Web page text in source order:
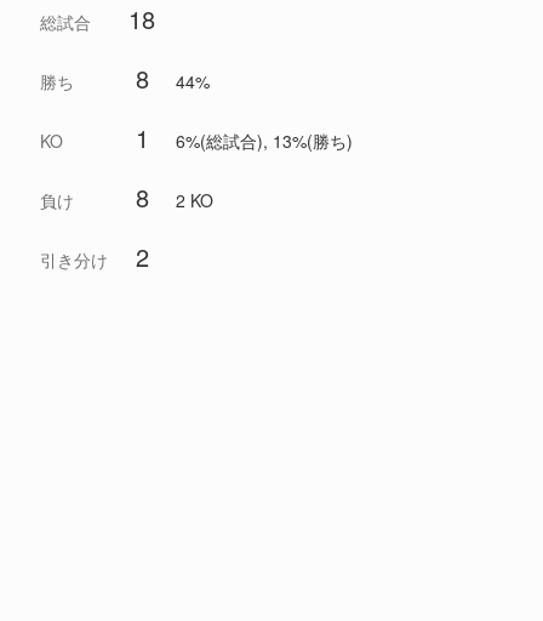
総試合 18
勝ち 8 44%
KO 1 6%(総試合), 13%(勝ち)
負け 8 2 KO
引き分け 2